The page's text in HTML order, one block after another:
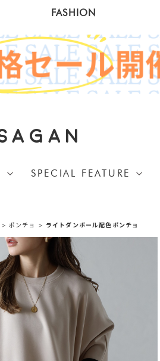
FASHION
SPECIAL FEATURE
> ポンチョ > ライトダンボール配色ポンチョ